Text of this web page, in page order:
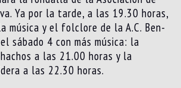
Ya por la tarde, a las 19.30 horas,
música y el folclore de la A.C. Ben-
sábado 4 con más música: la
a las 21.00 horas y la
a las 22.30 horas.